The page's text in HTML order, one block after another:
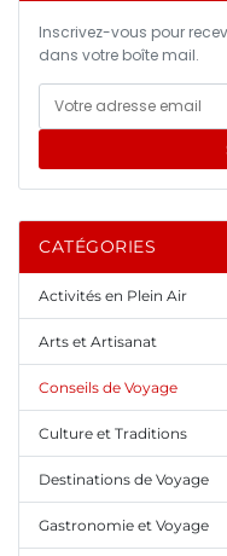
Inscrivez-vous pour
dans votre boîte mail.
CATÉGORIES
Activités en Plein Air
Arts et Artisanat
Conseils de Voyage
Culture et Traditions
Destinations de Voyage
Gastronomie et Voyage